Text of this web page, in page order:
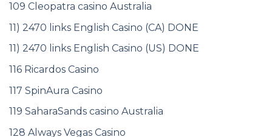
109 Cleopatra casino Australia
11) 2470 links English Casino (CA) DONE
11) 2470 links English Casino (US) DONE
116 Ricardos Casino
117 SpinAura Casino
119 SaharaSands casino Australia
128 Always Vegas Casino